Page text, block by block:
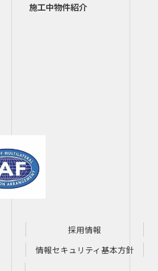
施工中物件紹介
採用情報
情報セキュリティ基本方針